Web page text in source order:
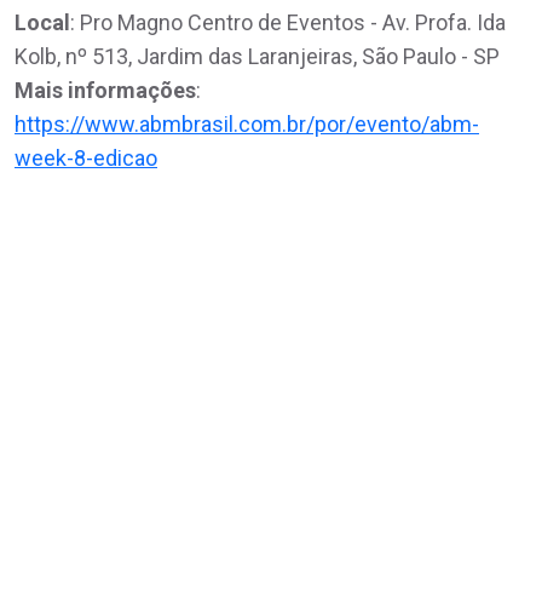
Local: Pro Magno Centro de Eventos - Av. Profa. Ida
Kolb, nº 513, Jardim das Laranjeiras, São Paulo - SP
Mais informações:
https://www.abmbrasil.com.br/por/evento/abm-
week-8-edicao